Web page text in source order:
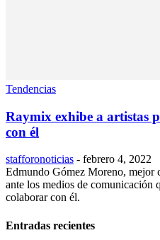
Tendencias
Raymix exhibe a artistas
con él
stafforonoticias - febrero 4, 2022
Edmundo Gómez Moreno, mejor
ante los medios de comunicación
colaborar con él.
Entradas recientes